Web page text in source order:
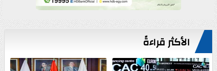
الأكثر قراءةً